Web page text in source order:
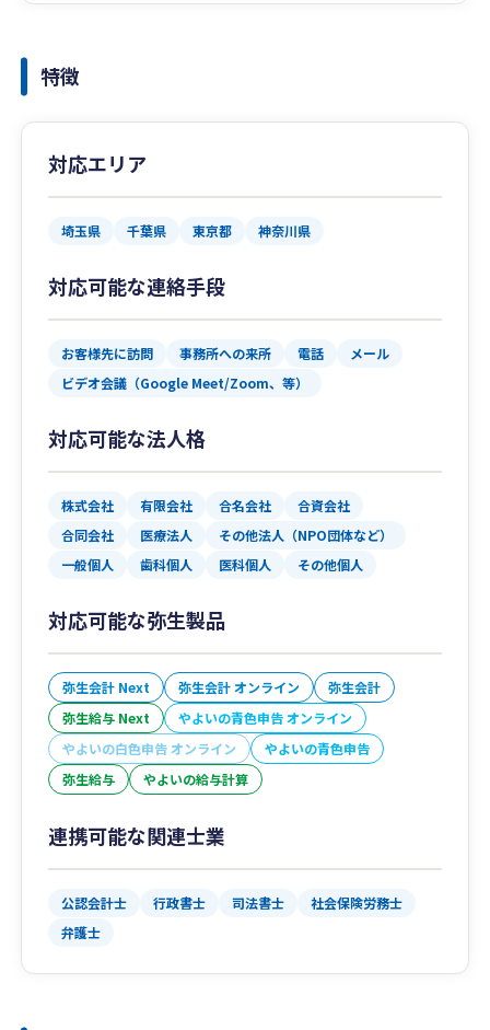
特徴
対応エリア
埼玉県 千葉県 東京都 神奈川県
対応可能な連絡手段
お客様先に訪問 事務所への来所 電話
メール
ビデオ会議（Google Meet/Zoom、等）
対応可能な法人格
株式会社 有限会社 合名会社
合資会社
合同会社
医療法人
その他法人（NPO団体など）
一般個人
歯科個人 医科個人 その他個人
対応可能な弥生製品
弥生会計 Next 弥生会計 オンライン
弥生会計
弥生給与 Next
やよいの青色申告 オンライン
やよいの白色申告 オンライン
やよいの青色申告
弥生給与
やよいの給与計算
連携可能な関連士業
公認会計士 行政書士 司法書士
社会保険労務士
弁護士